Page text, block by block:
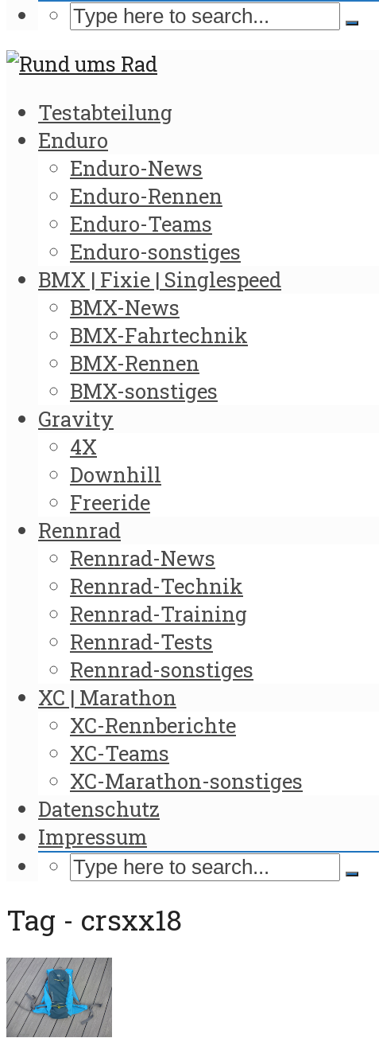
Testabteilung
Enduro
Enduro-News
Enduro-Rennen
Enduro-Teams
Enduro-sonstiges
BMX | Fixie | Singlespeed
BMX-News
BMX-Fahrtechnik
BMX-Rennen
BMX-sonstiges
Gravity
4X
Downhill
Freeride
Rennrad
Rennrad-News
Rennrad-Technik
Rennrad-Training
Rennrad-Tests
Rennrad-sonstiges
XC | Marathon
XC-Rennberichte
XC-Teams
XC-Marathon-sonstiges
Datenschutz
Impressum
Tag - crsxx18